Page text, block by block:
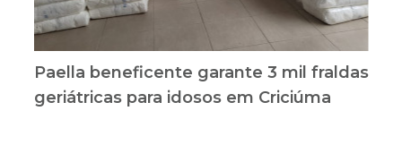
Paella beneficente garante 3 mil fraldas
geriátricas para idosos em Criciúma